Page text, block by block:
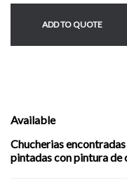
ADD TO QUOTE
Available
Chucherias
pintadas con pintura de